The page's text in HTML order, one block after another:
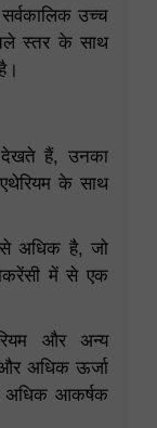
उच्च
स्तर के साथ
देखते हैं, उनका
के साथ
से अधिक है, जो
में से एक
और अन्य
अधिक ऊर्जा
आकर्षक